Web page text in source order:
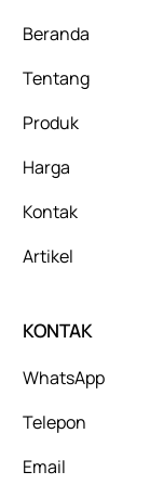
Beranda
Tentang
Produk
Harga
Kontak
Artikel
KONTAK
WhatsApp
Telepon
Email